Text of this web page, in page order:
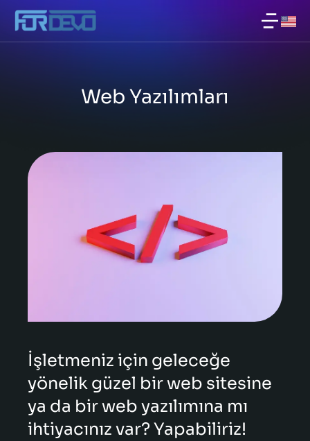
Web Yazılımları
İşletmeniz için geleceğe
yönelik güzel bir web sitesine
ya da bir web yazılımına mı
ihtiyacınız var? Yapabiliriz!